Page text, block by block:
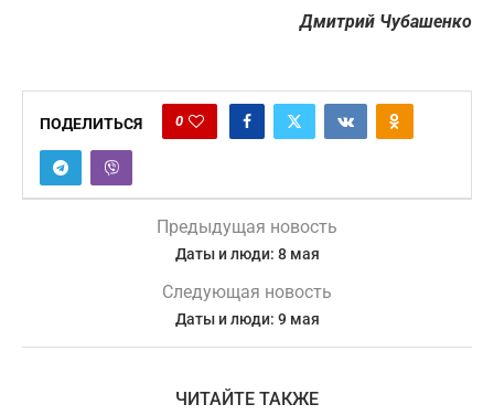
Дмитрий Чубашенко
ПОДЕЛИТЬСЯ 0
Предыдущая новость
Даты и люди: 8 мая
Следующая новость
Даты и люди: 9 мая
ЧИТАЙТЕ ТАКЖЕ